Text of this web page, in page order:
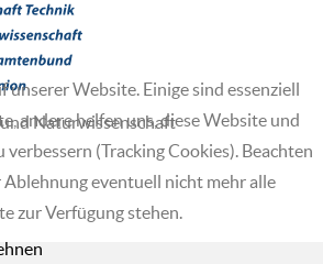
Naturwissenschaft
unserer Website. Einige sind essenziell
andere helfen uns, diese Website und
(Tracking Cookies). Beachten
Ablehnung eventuell nicht mehr alle
zur Verfügung stehen.